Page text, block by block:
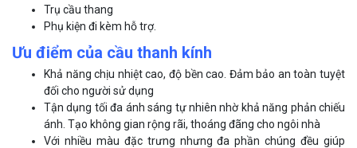
Trụ cầu thang
Phụ kiện đi kèm hỗ trợ.
Ưu điểm của cầu thanh kính
Khả năng chịu nhiệt cao, độ bền cao. Đảm bảo an toàn tuyệt
đối cho người sử dụng
Tận dụng tối đa ánh sáng tự nhiên nhờ khả năng phản chiếu
ánh. Tạo không gian rộng rãi, thoáng đãng cho ngôi nhà
Với nhiều màu đặc trưng nhưng đa phần chúng đều giúp